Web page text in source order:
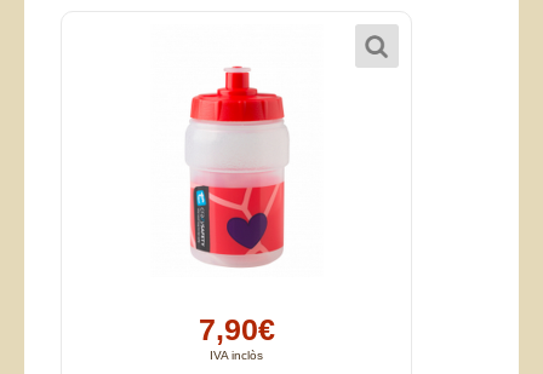
7,90€
IVA inclòs